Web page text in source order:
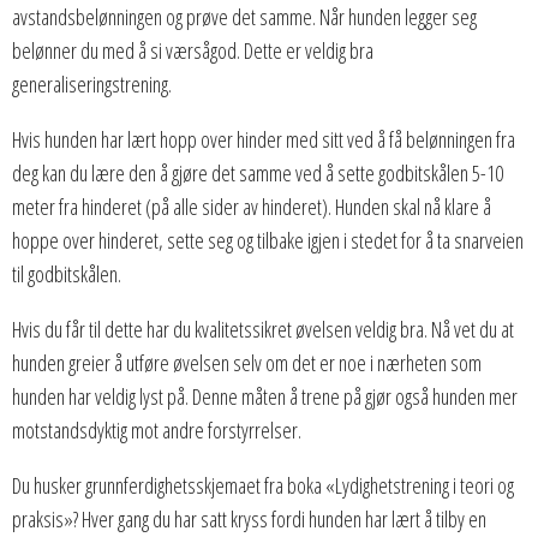
avstandsbelønningen og prøve det samme. Når hunden legger seg
belønner du med å si værsågod. Dette er veldig bra
generaliseringstrening.
Hvis hunden har lært hopp over hinder med sitt ved å få belønningen fra
deg kan du lære den å gjøre det samme ved å sette godbitskålen 5-10
meter fra hinderet (på alle sider av hinderet). Hunden skal nå klare å
hoppe over hinderet, sette seg og tilbake igjen i stedet for å ta snarveien
til godbitskålen.
Hvis du får til dette har du kvalitetssikret øvelsen veldig bra. Nå vet du at
hunden greier å utføre øvelsen selv om det er noe i nærheten som
hunden har veldig lyst på. Denne måten å trene på gjør også hunden mer
motstandsdyktig mot andre forstyrrelser.
Du husker grunnferdighetsskjemaet fra boka «Lydighetstrening i teori og
praksis»? Hver gang du har satt kryss fordi hunden har lært å tilby en